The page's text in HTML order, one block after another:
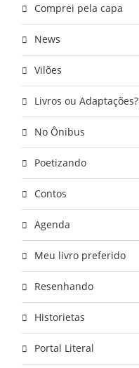
Comprei pela capa
News
Vilões
Livros ou Adaptações?
No Ônibus
Poetizando
Contos
Agenda
Meu livro preferido
Resenhando
Historietas
Portal Literal